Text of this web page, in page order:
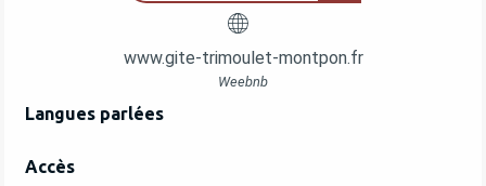
www.gite-trimoulet-montpon.fr
Weebnb
Langues parlées
Langues parlées
Accès
Accès